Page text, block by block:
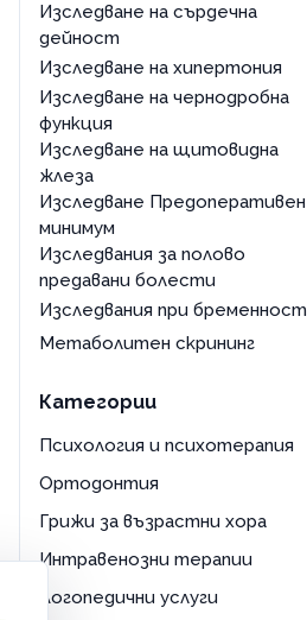
Пазарджик
Ямбол
Велико Търново
Димитровград
Ловеч
Русе
Царево
Севлиево
пакети
Изследване на сърдечна
дейност
пакети
Изследване на хипертония
пакети
Изследване на чернодробна
функция
пакети
Изследване на щитовидна
жлеза
пакети
Изследване Предоперативен
минимум
пакети
Изследвания за полово
предавани болести
пакети
Изследвания при бременност
пакети
Метаболитен скрининг
Категории
Психология и психотерапия
Ортодонтия
Грижи за възрастни хора
Интравенозни терапии
Логопедични услуги